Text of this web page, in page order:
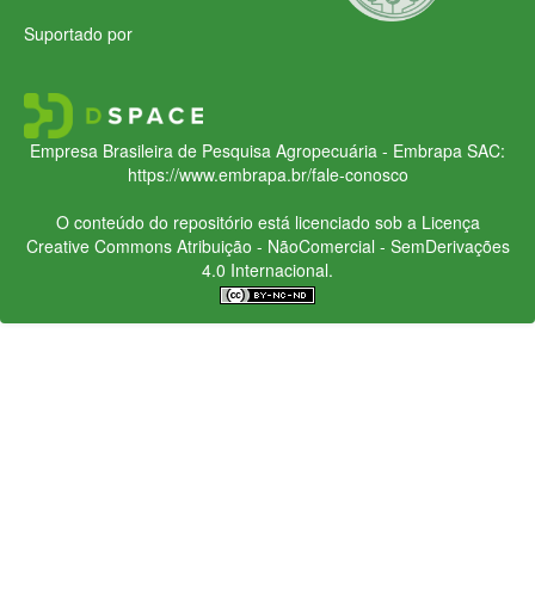
Suportado por
Empresa Brasileira de Pesquisa Agropecuária - Embrapa SAC:
https://www.embrapa.br/fale-conosco
O conteúdo do repositório está licenciado sob a Licença
Creative CommonsAtribuição - NãoComercial - SemDerivações
4.0 Internacional.